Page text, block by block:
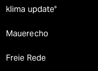
klima update°
Mauerecho
Freie Rede